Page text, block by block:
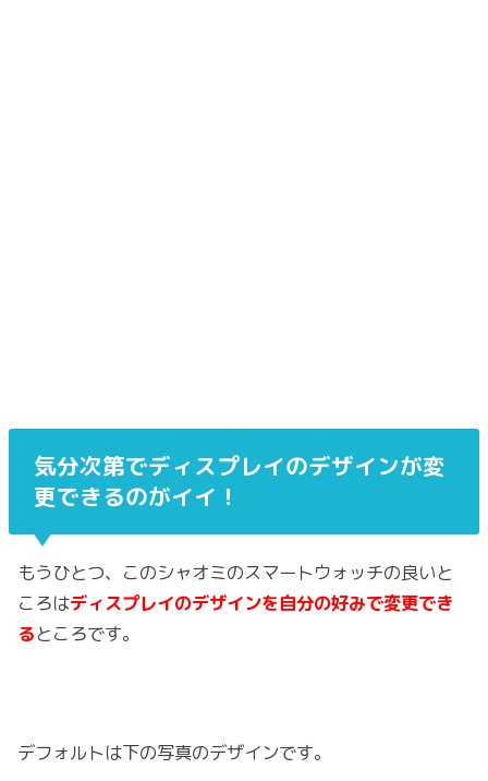
気分次第でディスプレイのデザインが変
更できるのがイイ！
もうひとつ、このシャオミのスマートウォッチの良いと
ころはディスプレイのデザインを自分の好みで変更でき
るところです。
デフォルトは下の写真のデザインです。